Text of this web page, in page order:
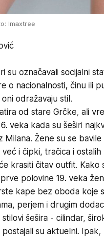
Imaxtree
su označavali socijalni
o nacionalnosti, činu ili
odražavaju stil.
od stare Grčke, ali
veka kada su šeširi
Milana. Žene su se bavile
i čipki, tračica i ostalih
krasiti čitav outfit. Kako
polovine 19. veka
kape bez oboda koje
perjem i drugim
šešira - cilindar,
su aktuelni. Ipak,